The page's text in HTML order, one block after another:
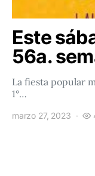
Este
56a.
La fiesta popular
1°…
marzo 27, 2023